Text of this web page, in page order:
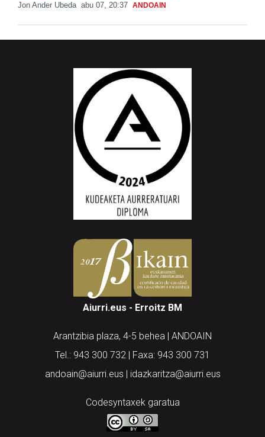
Jon Ander Ubeda abu 07, 20:37 ANDOAIN
Aiurri.eus - Erroitz BM
Arantzibia plaza, 4-5 behea | ANDOAIN
Tel.: 943 300 732 | Faxa: 943 300 731
andoain@aiurri.eus | idazkaritza@aiurri.eus
Codesyntaxek garatua